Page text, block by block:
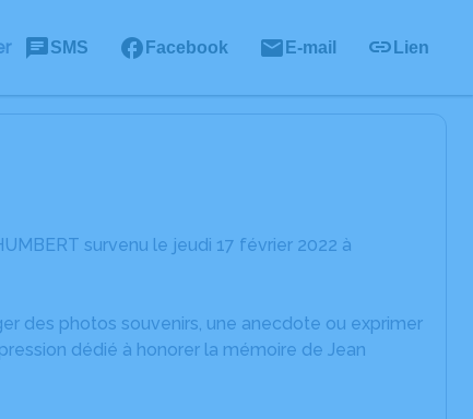
SMS Facebook E-mail Lien
survenu le jeudi 17 février 2022 à
des photos souvenirs, une anecdote ou exprimer
dédié à honorer la mémoire de Jean